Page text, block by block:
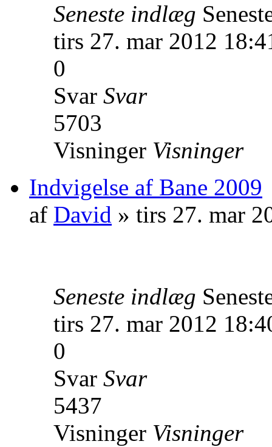
Seneste indlæg
tirs 27. mar 2012
0
Svar Svar
5703
Visninger Visninger
Indvigelse af Bane 2009
af David » tirs 27. mar
Seneste indlæg
tirs 27. mar 2012
0
Svar Svar
5437
Visninger Visninger